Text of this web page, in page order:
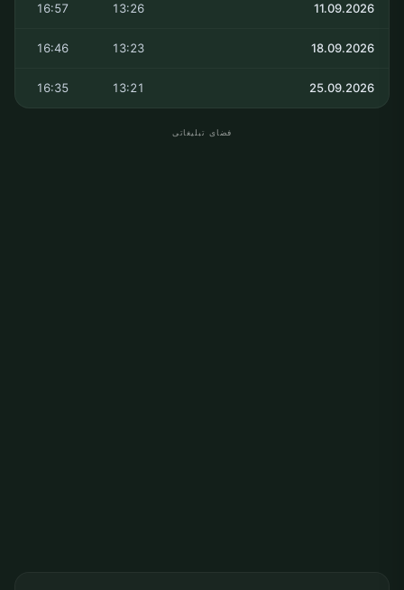
11.09.2026
13:26
16:57
18.09.2026
13:23
16:46
25.09.2026
13:21
16:35
فضای تبلیغاتی